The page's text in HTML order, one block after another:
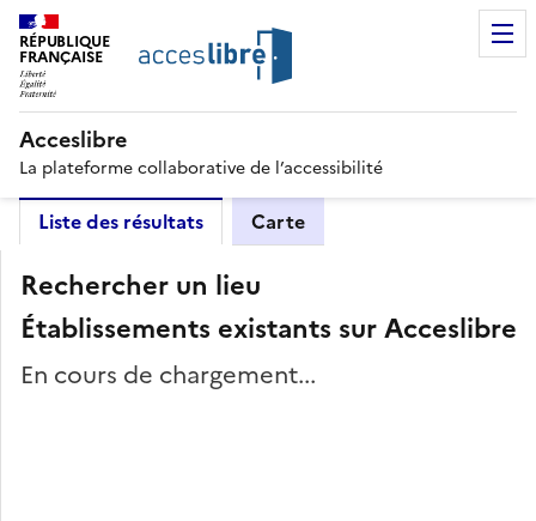
RÉPUBLIQUE
FRANÇAISE
Acceslibre
La plateforme collaborative de l’accessibilité
Liste des résultats Carte
Rechercher un lieu
Établissements existants sur Acceslibre
En cours de chargement...